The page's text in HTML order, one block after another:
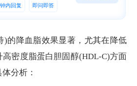
内回复 即问即答
)的降血脂效果显著，尤其在降低
密度脂蛋白胆固醇(HDL-C)方面
分析：